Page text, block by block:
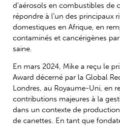
d’aérosols en combustibles de
répondre à l’un des principaux
domestiques en Afrique, en
contaminés et cancérigènes
saine.
En mars 2024, Mike a reçu le
Award décerné par la Global
Londres, au Royaume-Uni, en
contributions majeures à la
dans un contexte de
de canettes. En tant que